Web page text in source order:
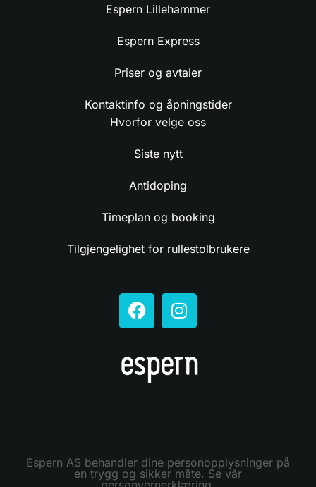
Espern Lillehammer
Espern Express
Priser og avtaler
Kontaktinfo og åpningstider
Hvorfor velge oss
Siste nytt
Antidoping
Timeplan og booking
Tilgjengelighet for rullestolbrukere
Espern AS behandler dine personopplysninger på
en trygg og sikker måte. Se vår